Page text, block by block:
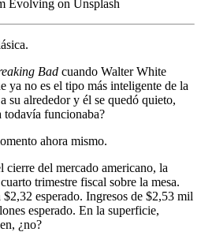
Evolving on Unsplash
Bad cuando Walter White
ya no es el tipo más inteligente de la
su alrededor y él se quedó quieto,
funcionaba?
ahora mismo.
cierre del mercado americano, la
trimestre fiscal sobre la mesa.
esperado. Ingresos de $2,53 mil
esperado. En la superficie,
¿no?